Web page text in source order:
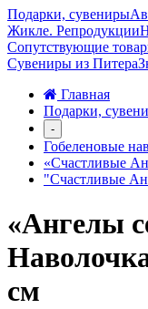
Подарки, сувениры
Жикле. Репродукции
Сопутствующие
Сувениры из Питера
Главная
Подарки,
-
Гобеленовые
«Счастливые
"Счастливые
«Ангелы
см